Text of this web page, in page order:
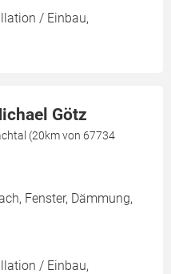
/ Einbau,
Götz
(20km von 67734
Fenster, Dämmung,
/ Einbau,